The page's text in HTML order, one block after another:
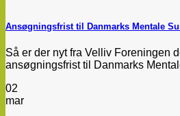
Ansøgningsfrist til Danmarks Mentale
Så er der nyt fra Velliv Foreningen
ansøgningsfrist til Danmarks
02
mar